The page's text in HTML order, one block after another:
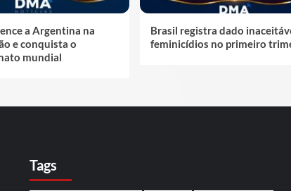
a Argentina na
e conquista o
mundial
Brasil registra dado
feminicídios no primeiro
Tags